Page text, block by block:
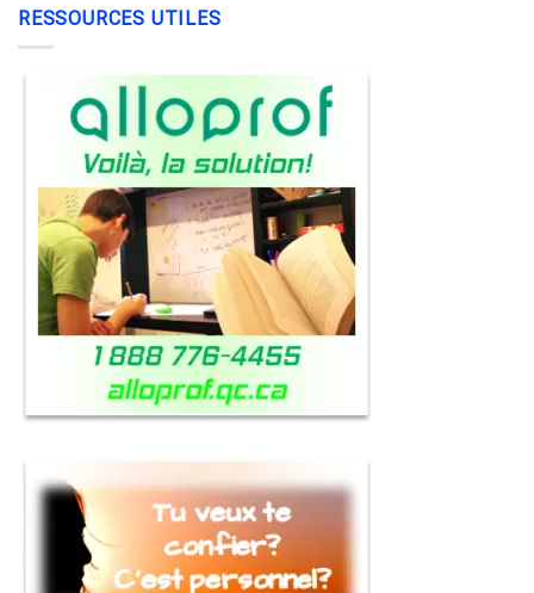
RESSOURCES UTILES